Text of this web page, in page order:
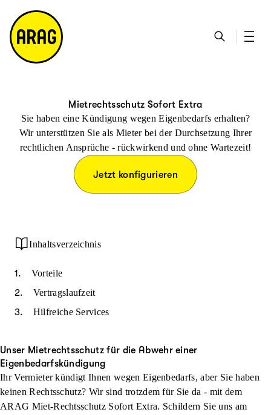
h
e
ta
k
ts
ei
te
e
m
a
p
Mietrechtsschutz Sofort Extra
Sie haben eine Kündigung wegen Eigenbedarfs erhalten?
Wir unterstützen Sie als Mieter bei der Durchsetzung Ihrer
rechtlichen Ansprüche - rückwirkend und ohne Wartezeit!
Jetzt konfigurieren
Inhaltsverzeichnis
Vorteile
Vertragslaufzeit
Hilfreiche Services
Unser Mietrechtsschutz für die Abwehr einer
Eigenbedarfskündigung
Ihr Vermieter kündigt Ihnen wegen Eigenbedarfs, aber Sie haben
keinen Rechtsschutz? Wir sind trotzdem für Sie da - mit dem
ARAG Miet-Rechtsschutz Sofort Extra. Schildern Sie uns am